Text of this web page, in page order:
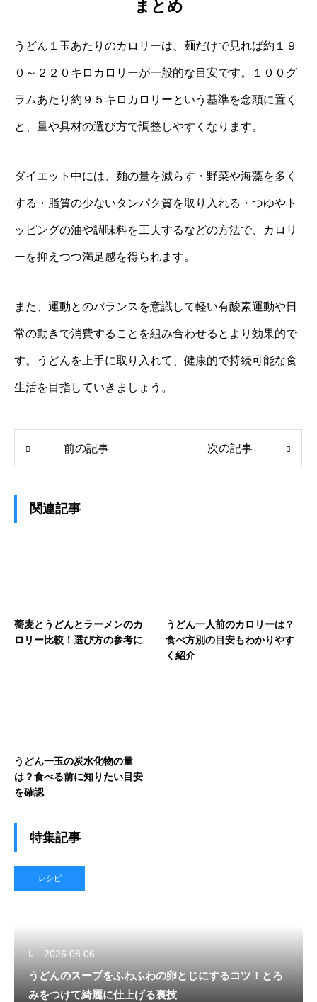
まとめ
うどん１玉あたりのカロリーは、麺だけで見れば約１９
０～２２０キロカロリーが一般的な目安です。１００グ
ラムあたり約９５キロカロリーという基準を念頭に置く
と、量や具材の選び方で調整しやすくなります。
ダイエット中には、麺の量を減らす・野菜や海藻を多く
する・脂質の少ないタンパク質を取り入れる・つゆやト
ッピングの油や調味料を工夫するなどの方法で、カロリ
ーを抑えつつ満足感を得られます。
また、運動とのバランスを意識して軽い有酸素運動や日
常の動きで消費することを組み合わせるとより効果的で
す。うどんを上手に取り入れて、健康的で持続可能な食
生活を目指していきましょう。
前の記事 次の記事
関連記事
蕎麦とうどんとラーメンのカ
ロリー比較！選び方の参考に
うどん一人前のカロリーは？
食べ方別の目安もわかりやす
く紹介
うどん一玉の炭水化物の量
は？食べる前に知りたい目安
を確認
特集記事
レシピ
2026.08.06
うどんのスープをふわふわの卵とじにするコツ！とろ
みをつけて綺麗に仕上げる裏技